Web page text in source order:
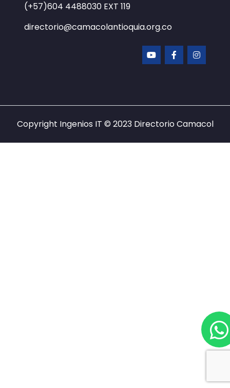
(+57)604 4488030 EXT 119
directorio@camacolantioquia.org.co
Copyright Ingenios IT © 2023 Directorio Camacol